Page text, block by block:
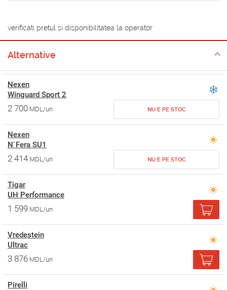
verificati pretul si disponibilitatea la operator
Alternative
Nexen
Winguard Sport 2
2 700 MDL/un NU E PE STOC
Nexen
N`Fera SU1
2 414 MDL/un NU E PE STOC
Tigar
UH Performance
1 599 MDL/un
Vredestein
Ultrac
3 876 MDL/un
Pirelli